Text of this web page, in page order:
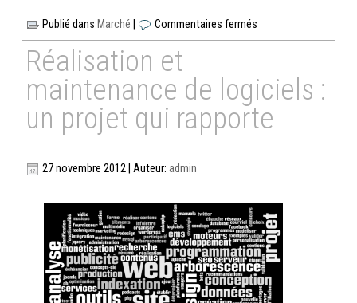
Publié dans Marché Commentaires fermés
Réalisation et
maintenance de logiciels :
un projet qui rapporte
27 novembre 2012 | Auteur:admin